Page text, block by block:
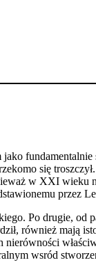
się
w XXI wieku
przez
Po drugie,
również mają
wsród